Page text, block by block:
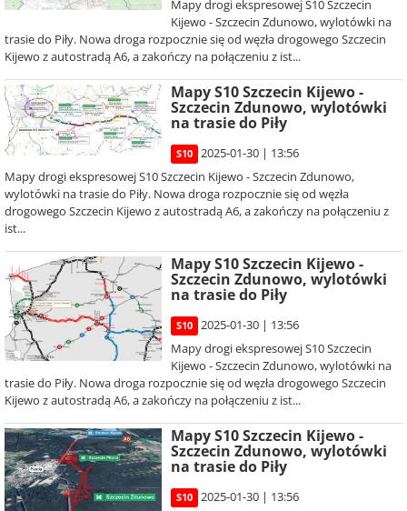
Mapy drogi ekspresowej S10 Szczecin
Kijewo - Szczecin Zdunowo, wylotówki na
trasie do Piły. Nowa droga rozpocznie się od węzła drogowego Szczecin
Kijewo z autostradą A6, a zakończy na połączeniu z ist...
Mapy S10 Szczecin Kijewo -
Szczecin Zdunowo, wylotówki
na trasie do Piły
S10
2025-01-30 | 13:56
Mapy drogi ekspresowej S10 Szczecin Kijewo - Szczecin Zdunowo,
wylotówki na trasie do Piły. Nowa droga rozpocznie się od węzła
drogowego Szczecin Kijewo z autostradą A6, a zakończy na połączeniu z
ist...
Mapy S10 Szczecin Kijewo -
Szczecin Zdunowo, wylotówki
na trasie do Piły
S10
2025-01-30 | 13:56
Mapy drogi ekspresowej S10 Szczecin
Kijewo - Szczecin Zdunowo, wylotówki na
trasie do Piły. Nowa droga rozpocznie się od węzła drogowego Szczecin
Kijewo z autostradą A6, a zakończy na połączeniu z ist...
Mapy S10 Szczecin Kijewo -
Szczecin Zdunowo, wylotówki
na trasie do Piły
S10
2025-01-30 | 13:56